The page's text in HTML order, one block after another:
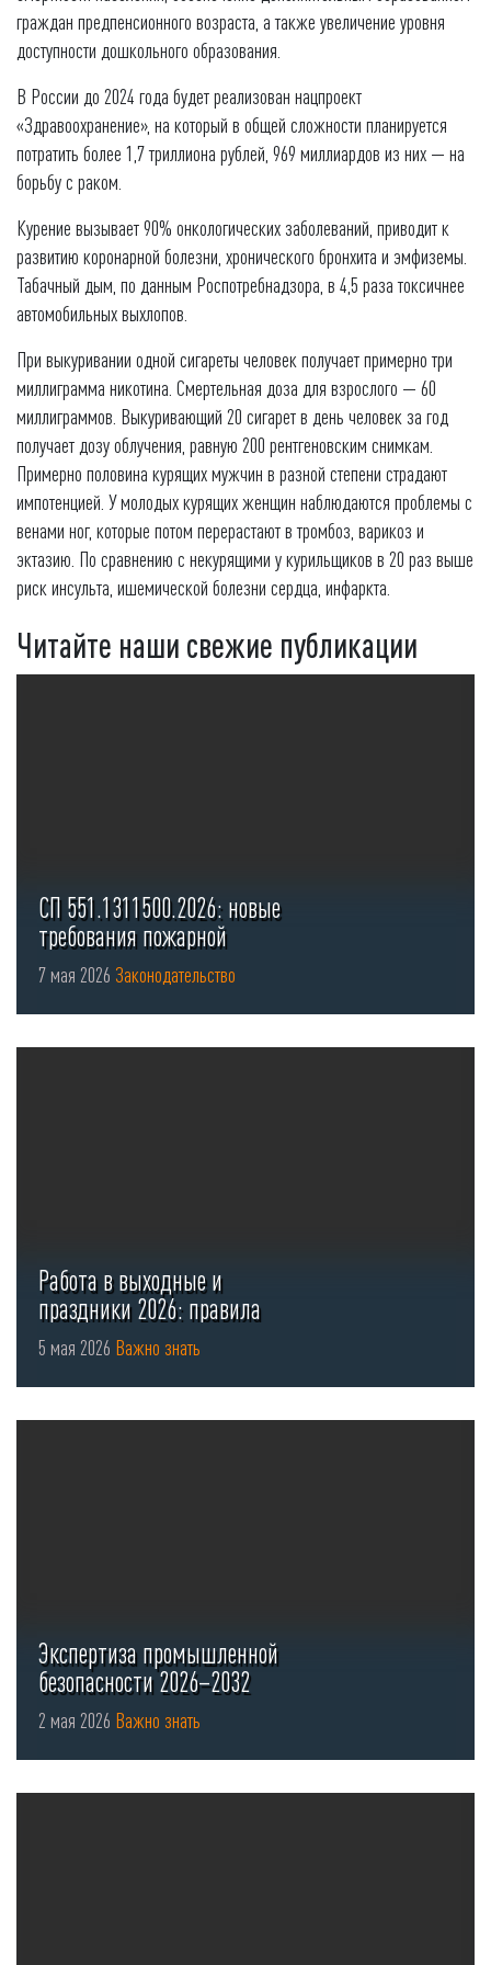
граждан предпенсионного возраста, а также увеличение уровня
доступности дошкольного образования.
В России до 2024 года будет реализован нацпроект
«Здравоохранение», на который в общей сложности планируется
потратить более 1,7 триллиона рублей, 969 миллиардов из них — на
борьбу с раком.
Курение вызывает 90% онкологических заболеваний, приводит к
развитию коронарной болезни, хронического бронхита и эмфиземы.
Табачный дым, по данным Роспотребнадзора, в 4,5 раза токсичнее
автомобильных выхлопов.
При выкуривании одной сигареты человек получает примерно три
миллиграмма никотина. Смертельная доза для взрослого — 60
миллиграммов. Выкуривающий 20 сигарет в день человек за год
получает дозу облучения, равную 200 рентгеновским снимкам.
Примерно половина курящих мужчин в разной степени страдают
импотенцией. У молодых курящих женщин наблюдаются проблемы с
венами ног, которые потом перерастают в тромбоз, варикоз и
эктазию. По сравнению с некурящими у курильщиков в 20 раз выше
риск инсульта, ишемической болезни сердца, инфаркта.
Читайте наши свежие публикации
СП 551.1311500.2026: новые
требования пожарной
безопасности для стоянок ...
7 мая 2026 Законодательство
Работа в выходные и
праздники 2026: правила
оформления ...
5 мая 2026 Важно знать
Экспертиза промышленной
безопасности 2026–2032
2 мая 2026 Важно знать